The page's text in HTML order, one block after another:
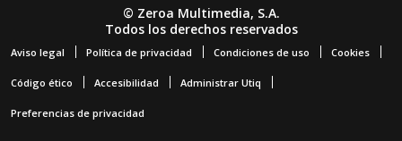
© Zeroa Multimedia, S.A.
Todos los derechos reservados
Aviso legal Política de privacidad Condiciones de uso Cookies
Código ético Accesibilidad Administrar Utiq
Preferencias de privacidad